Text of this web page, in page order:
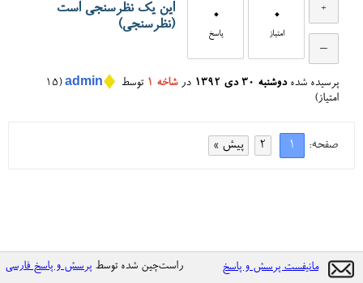
0
امتیاز
0
پاسخ
این یک نظرسنجی است
(نظرسنجی)
پرسیده شده دوشنبه ۳۰ دی ۱۳۹۲ درشاخه ۱ توسط ♦
admin
(
15
امتیاز)
صفحه: 1
2 پیش »
مانیفست پرسش و پاسخ راست‌چین شده توسط پرسش و پاسخ فارسی